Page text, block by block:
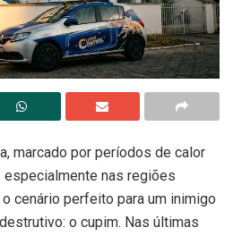
marcado por períodos de calor
nas regiões
cenário perfeito para um inimigo
o cupim. Nas últimas